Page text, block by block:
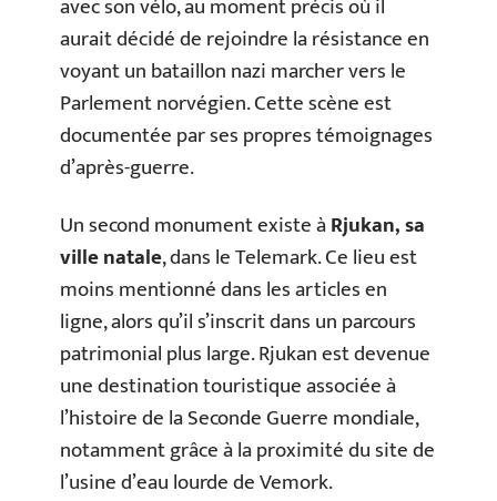
avec son vélo, au moment précis où il
aurait décidé de rejoindre la résistance en
voyant un bataillon nazi marcher vers le
Parlement norvégien. Cette scène est
documentée par ses propres témoignages
d’après-guerre.
Un second monument existe àRjukan, sa
ville natale, dans le Telemark. Ce lieu est
moins mentionné dans les articles en
ligne, alors qu’il s’inscrit dans un parcours
patrimonial plus large. Rjukan est devenue
une destination touristique associée à
l’histoire de la Seconde Guerre mondiale,
notamment grâce à la proximité du site de
l’usine d’eau lourde de Vemork.